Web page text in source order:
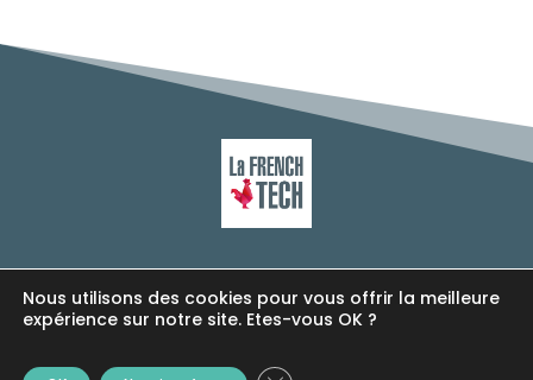
Tous droits réservés.
Nous utilisons des cookies pour vous offrir la meilleure
expérience sur notre site. Etes-vous OK ?